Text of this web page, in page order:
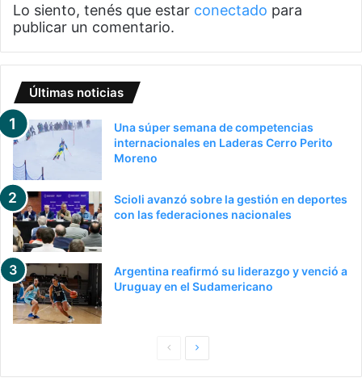
Lo siento, tenés que estar conectado para
publicar un comentario.
Últimas noticias
Una súper semana de competencias
internacionales en Laderas Cerro Perito
Moreno
Scioli avanzó sobre la gestión en deportes
con las federaciones nacionales
Argentina reafirmó su liderazgo y venció a
Uruguay en el Sudamericano
PaginaSiguiente